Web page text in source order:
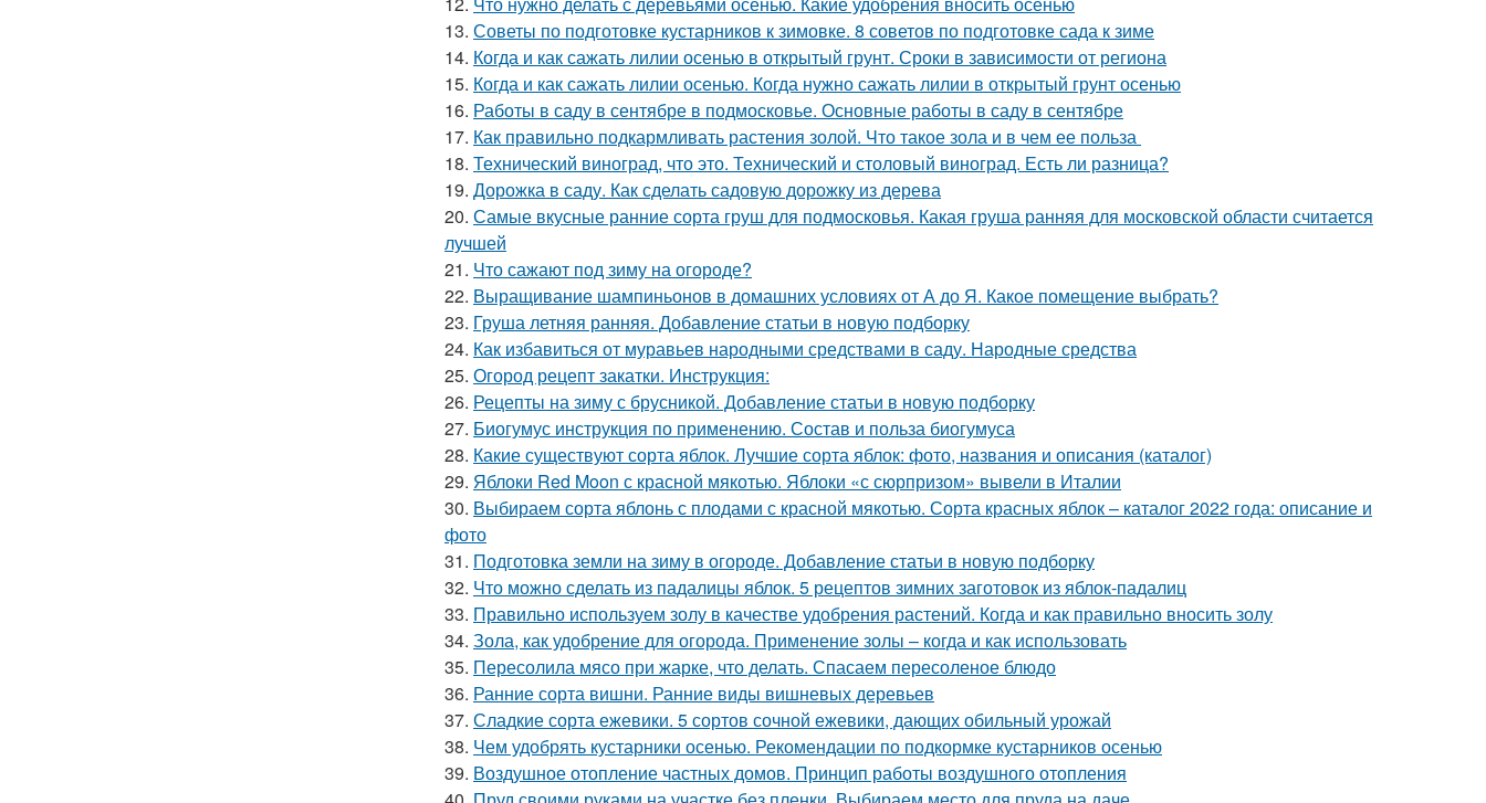
13. Советы по подготовке кустарников к зимовке. 8 советов по подготовке сада к зиме
14. Когда и как сажать лилии осенью в открытый грунт. Сроки в зависимости от региона
15. Когда и как сажать лилии осенью. Когда нужно сажать лилии в открытый грунт осенью
16. Работы в саду в сентябре в подмосковье. Основные работы в саду в сентябре
17. Как правильно подкармливать растения золой. Что такое зола и в чем ее польза
18. Технический виноград, что это. Технический и столовый виноград. Есть ли разница?
19. Дорожка в саду. Как сделать садовую дорожку из дерева
20. Самые вкусные ранние сорта груш для подмосковья. Какая груша ранняя для московской области считается
лучшей
21. Что сажают под зиму на огороде?
22. Выращивание шампиньонов в домашних условиях от А до Я. Какое помещение выбрать?
23. Груша летняя ранняя. Добавление статьи в новую подборку
24. Как избавиться от муравьев народными средствами в саду. Народные средства
25. Огород рецепт закатки. Инструкция:
26. Рецепты на зиму с брусникой. Добавление статьи в новую подборку
27. Биогумус инструкция по применению. Состав и польза биогумуса
28. Какие существуют сорта яблок. Лучшие сорта яблок: фото, названия и описания (каталог)
29. Яблоки Red Moon с красной мякотью. Яблоки «с сюрпризом» вывели в Италии
30. Выбираем сорта яблонь с плодами с красной мякотью. Сорта красных яблок – каталог 2022 года: описание и
фото
31. Подготовка земли на зиму в огороде. Добавление статьи в новую подборку
32. Что можно сделать из падалицы яблок. 5 рецептов зимних заготовок из яблок-падалиц
33. Правильно используем золу в качестве удобрения растений. Когда и как правильно вносить золу
34. Зола, как удобрение для огорода. Применение золы – когда и как использовать
35. Пересолила мясо при жарке, что делать. Спасаем пересоленое блюдо
36. Ранние сорта вишни. Ранние виды вишневых деревьев
37. Сладкие сорта ежевики. 5 сортов сочной ежевики, дающих обильный урожай
38. Чем удобрять кустарники осенью. Рекомендации по подкормке кустарников осенью
39. Воздушное отопление частных домов. Принцип работы воздушного отопления